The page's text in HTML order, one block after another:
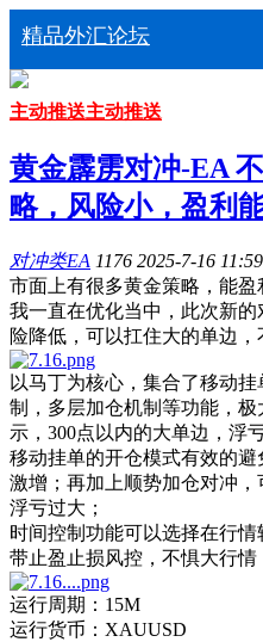
精品外汇论坛
主动推送主动推送
黄金霹雳对冲-EA
略，风险小，盈利
对冲类EA 1176 2025-7-16
市面上有很多黄金策略，能
我一直在优化当中，此次新
险降低，可以扛住大的单边，
以马丁为核心，集合了移动
制，多层加仓机制等功能，
示，300点以内的大单边，浮
移动挂单的开仓模式有效的
激增；再加上顺势加仓对冲
浮亏过大；
时间控制功能可以选择在行情
带止盈止损风控，不惧大行情
运行周期：15M
运行货币：XAUUSD